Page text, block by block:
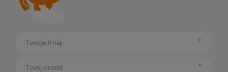
Twoje Imię
Twój email